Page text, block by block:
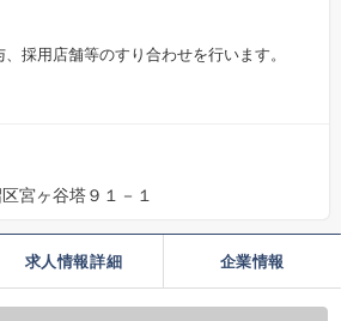
採用店舗等のすり合わせを行います。
宮ヶ谷塔９１－１
求人情報詳細 企業情報